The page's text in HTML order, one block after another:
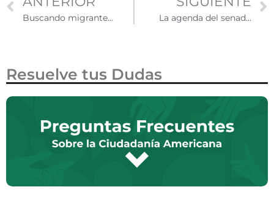
Buscando migrantes extraviados La agenda del senador por California Alex Padilla en temas de migración
Resuelve tus Dudas